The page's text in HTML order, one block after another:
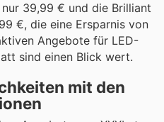
39,99 € und die Brilliant
€, die eine Ersparnis von
Angebote für LED-
sind einen Blick wert.
mit den